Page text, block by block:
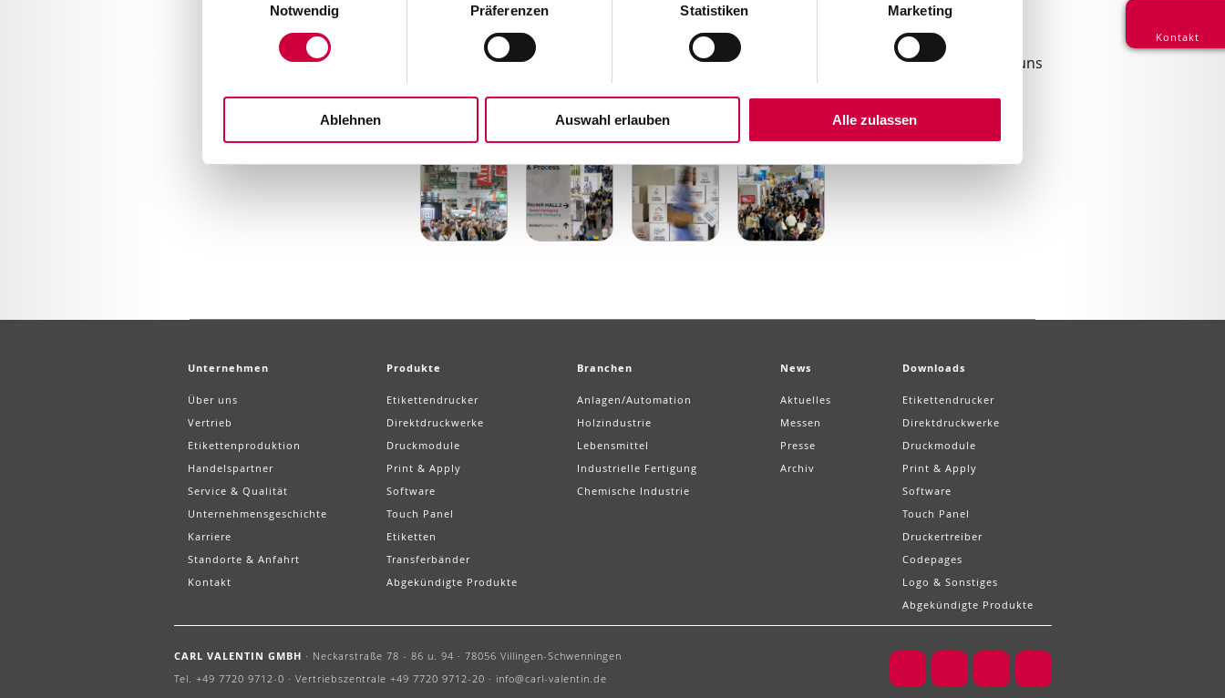
Notwendig
Präferenzen Statistiken Marketing
Ablehnen Auswahl erlauben Alle zulassen
Verpackungsindustrie.
Wir sind als weltweiter Hersteller von Etikettier- und Drucksystemen
dabei und freuen uns
Unternehmen
Über uns
Vertrieb
Etikettenproduktion
Handelspartner
Service & Qualität
Unternehmensgeschichte
Karriere
Standorte & Anfahrt
Kontakt
Produkte
Etikettendrucker
Direktdruckwerke
Druckmodule
Print & Apply
Software
Touch Panel
Etiketten
Transferbänder
Abgekündigte Produkte
Branchen
Anlagen/Automation
Holzindustrie
Lebensmittel
Industrielle Fertigung
Chemische Industrie
News
Aktuelles
Messen
Presse
Archiv
Downloads
Etikettendrucker
Direktdruckwerke
Druckmodule
Print & Apply
Software
Touch Panel
Druckertreiber
Codepages
Logo & Sonstiges
Abgekündigte Produkte
CARL VALENTIN GMBH · Neckarstraße 78 - 86 u. 94 · 78056 Villingen-Schwenningen
Tel. +49 7720 9712-0 · Vertriebszentrale +49 7720 9712-20 · info@carl-valentin.de
Kontakt